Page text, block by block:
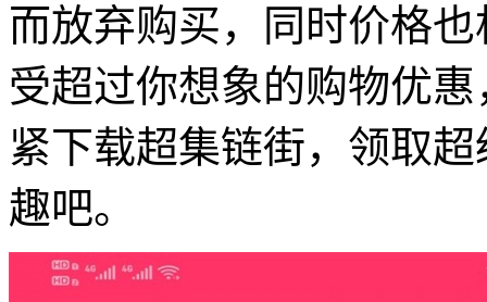
而放弃购买，同时价格
受超过你想象的购物优
紧下载超集链街，领取
趣吧。